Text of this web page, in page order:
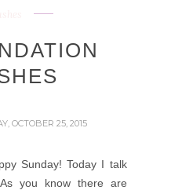
OCTOBER 25, 2015
Sunday! Today I talk
you know there are